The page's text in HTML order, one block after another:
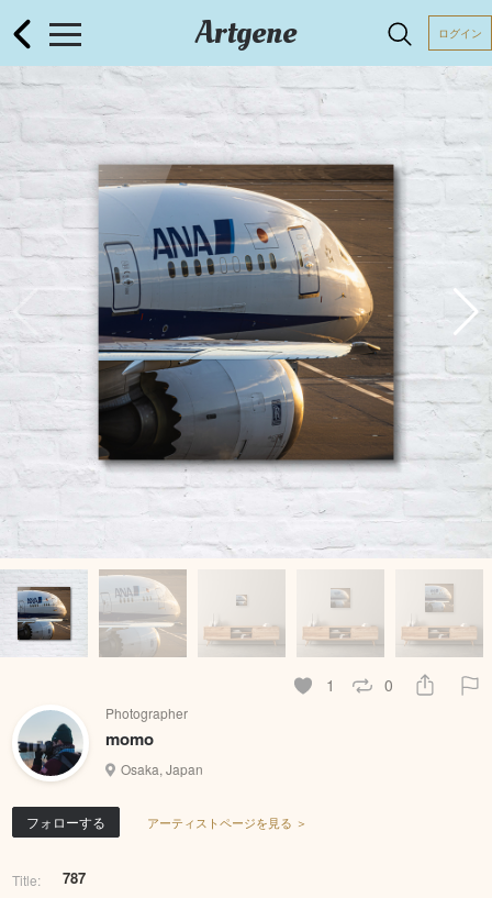
Artgene ログイン
1 0
Photographer
momo
Osaka, Japan
フォローする アーティストページを見る ＞
Title: 787